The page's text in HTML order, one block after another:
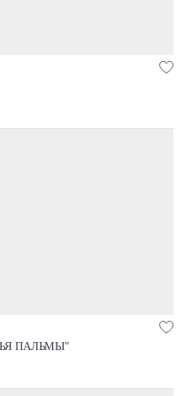
ПАЛЬМЫ"